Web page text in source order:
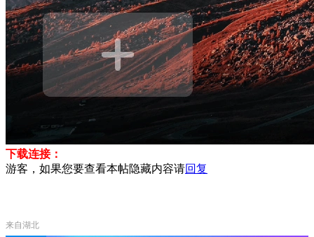
下载连接：
游客，如果您要查看本帖隐藏内容请回复
来自湖北